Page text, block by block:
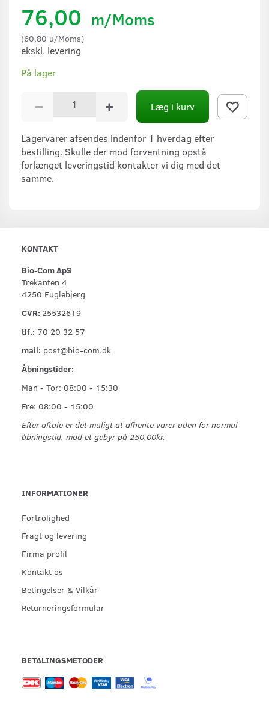
76,00 m/Moms
(60,80 u/Moms)
ekskl. levering
På lager
Læg i kurv
Lagervarer afsendes indenfor 1 hverdag efter
bestilling. Skulle der mod forventning opstå
forlænget leveringstid kontakter vi dig med det
samme.
KONTAKT
Bio-Com ApS
Trekanten 4
4250 Fuglebjerg
CVR: 25532619
tlf.: 70 20 32 57
mail: post@bio-com.dk
Åbningstider:
Man - Tor: 08:00 - 15:30
Fre: 08:00 - 15:00
Efter aftale er det muligt at afhente varer uden for normal
åbningstid, mod et gebyr på 250,00kr.
INFORMATIONER
Fortrolighed
Fragt og levering
Firma profil
Kontakt os
Betingelser & Vilkår
Returneringsformular
BETALINGSMETODER